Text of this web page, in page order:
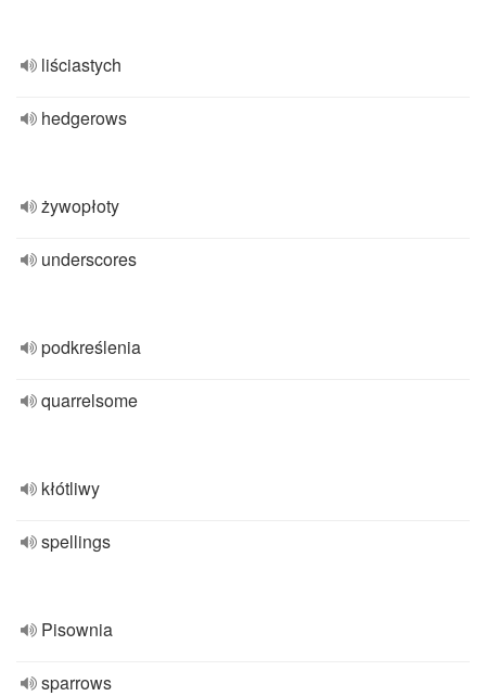
liściastych
hedgerows
żywopłoty
underscores
podkreślenia
quarrelsome
kłótliwy
spellings
Pisownia
sparrows